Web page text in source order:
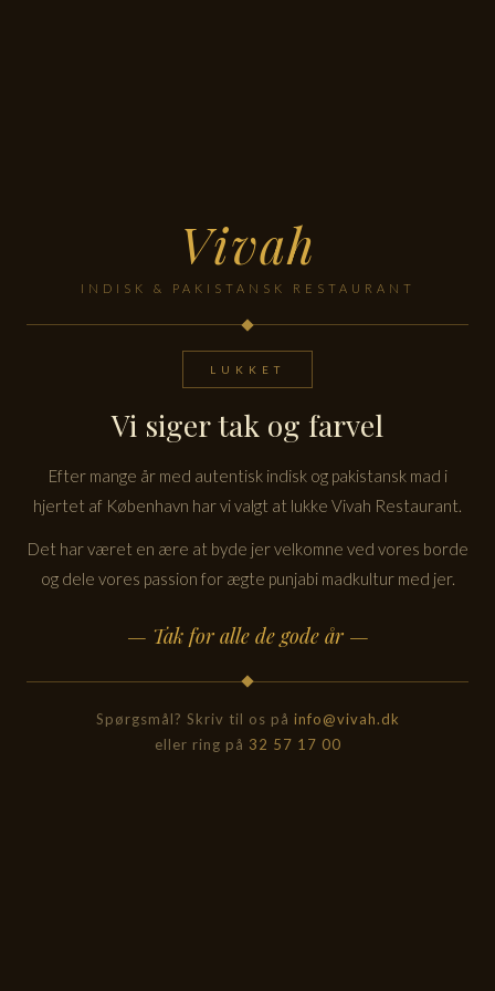
Vivah
INDISK & PAKISTANSK RESTAURANT
LUKKET
Vi siger tak og farvel
Efter mange år med autentisk indisk og pakistansk mad i
hjertet af København har vi valgt at lukke Vivah Restaurant.
Det har været en ære at byde jer velkomne ved vores borde
og dele vores passion for ægte punjabi madkultur med jer.
— Tak for alle de gode år —
Spørgsmål? Skriv til os på info@vivah.dk
eller ring på 32 57 17 00